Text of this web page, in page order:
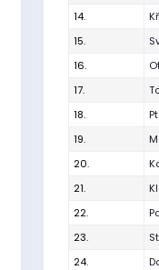
14.
15.
16.
17.
18.
19.
20.
21.
22.
23.
24.